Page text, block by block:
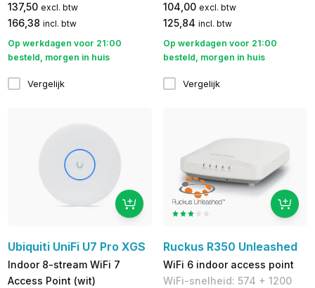
137,50 excl. btw
166,38 incl. btw
Op werkdagen voor 21:00
besteld, morgen in huis
Vergelijk
104,00 excl. btw
125,84 incl. btw
Op werkdagen voor 21:00
besteld, morgen in huis
Vergelijk
Ubiquiti UniFi U7 Pro XGS
Indoor 8-stream WiFi 7
Access Point (wit)
Ruckus R350 Unleashed
WiFi 6 indoor access point
WiFi-snelheid: 574 + 1200